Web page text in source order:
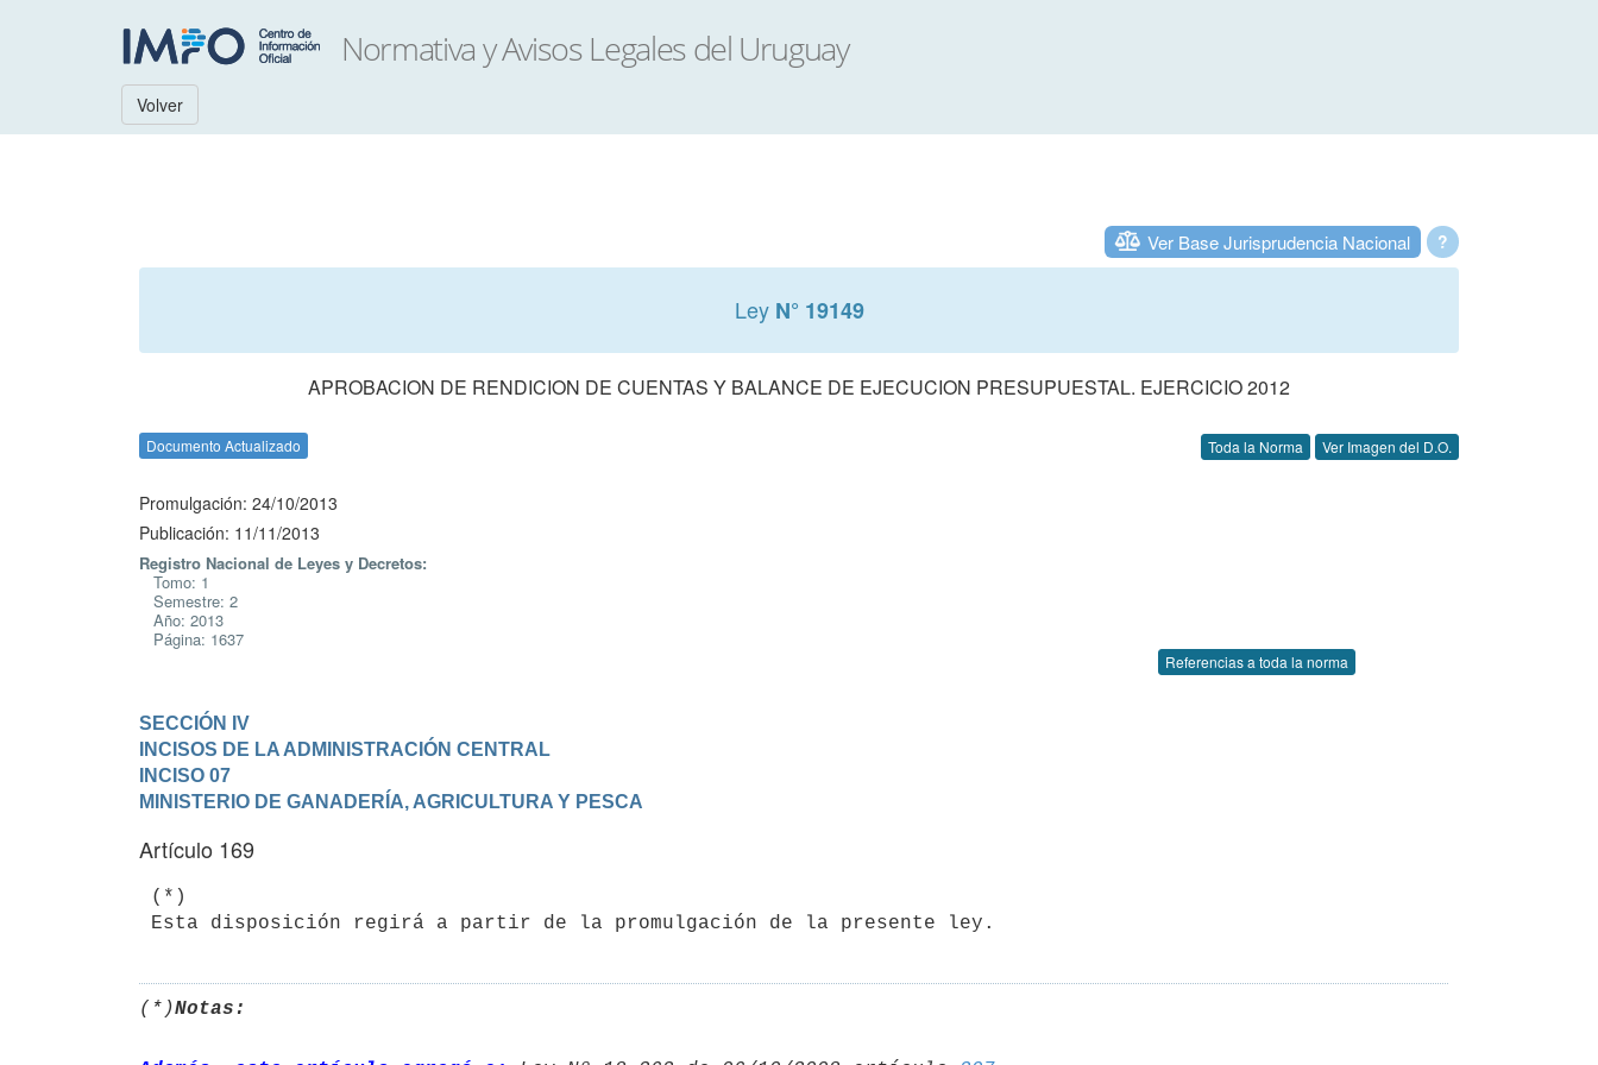
Volver
?
Ver Base Jurisprudencia Nacional
Ley N° 19149
APROBACION DE RENDICION DE CUENTAS Y BALANCE DE EJECUCION PRESUPUESTAL. EJERCICIO 2012
Documento Actualizado Toda la Norma Ver Imagen del D.O.
Promulgación: 24/10/2013
Publicación: 11/11/2013
Registro Nacional de Leyes y Decretos:
Tomo: 1
Semestre: 2
Año: 2013
Página: 1637
Referencias a toda la norma
SECCIÓN IV
INCISOS DE LA ADMINISTRACIÓN CENTRAL
INCISO 07
MINISTERIO DE GANADERÍA, AGRICULTURA Y PESCA
Artículo 169
(*)Notas: